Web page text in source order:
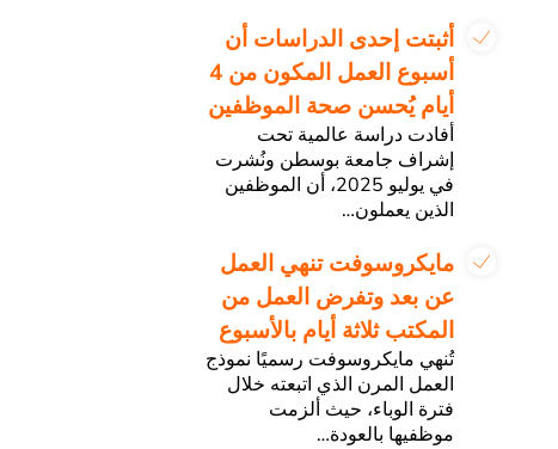
أثبتت إحدى الدراسات أن
أسبوع العمل المكون من 4
أيام يُحسن صحة الموظفين
أفادت دراسة عالمية تحت
إشراف جامعة بوسطن ونُشرت
في يوليو 2025، أن الموظفين
الذين يعملون…
مايكروسوفت تنهي العمل
عن بعد وتفرض العمل من
المكتب ثلاثة أيام بالأسبوع
تُنهي مايكروسوفت رسميًا نموذج
العمل المرن الذي اتبعته خلال
فترة الوباء، حيث ألزمت
موظفيها بالعودة…